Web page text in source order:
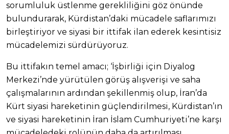
sorumluluk üstlenme gerekliliğini göz önünde
bulundurarak, Kürdistan’daki mücadele saflarımızı
birleştiriyor ve siyasi bir ittifak ilan ederek kesintisiz
mücadelemizi sürdürüyoruz.
Bu ittifakın temel amacı; ‘İşbirliği için Diyalog
Merkezi’nde yürütülen görüş alışverişi ve saha
çalışmalarının ardından şekillenmiş olup, İran’da
Kürt siyasi hareketinin güçlendirilmesi, Kürdistan’ın
ve siyasi hareketinin İran İslam Cumhuriyeti’ne karşı